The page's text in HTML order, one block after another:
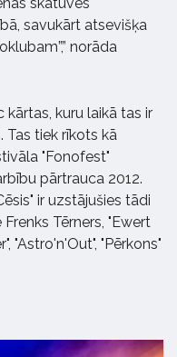
savukārt atsevišķa
norāda
kuru laikā tas ir
Tas tiek rīkots kā
"Fonofest"
pārtrauca 2012.
ir uzstājušies tādi
Tērners, "Ewert
"Astro'n'Out", "Pērkons"